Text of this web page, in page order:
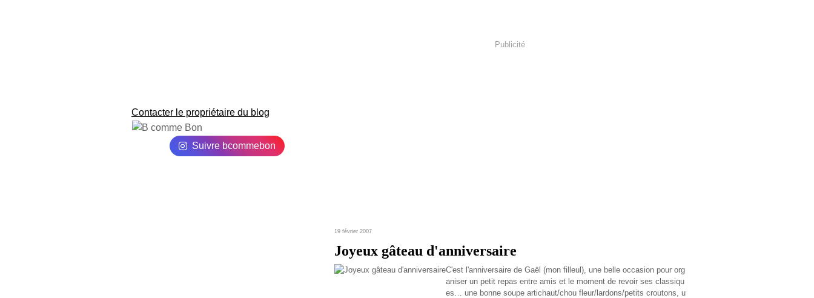
Contacter le propriétaire du blog
Suivre bcommebon
Publicité
19 février 2007
Joyeux gâteau d'anniversaire
C'est l'anniversaire de Gaël (mon filleul), une belle occasion pour org
aniser un petit repas entre amis et le moment de revoir ses classiqu
es… une bonne soupe artichaut/chou fleur/lardons/petits croutons, u